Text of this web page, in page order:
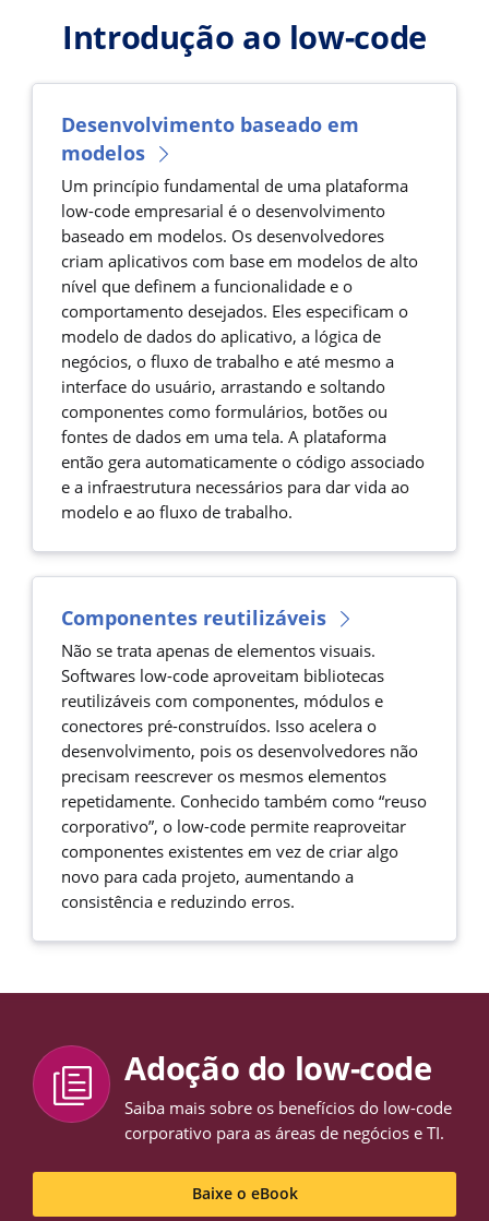
Introdução ao low-code
Desenvolvimento baseado em
modelos
Um princípio fundamental de uma plataforma
low-code empresarial é o desenvolvimento
baseado em modelos. Os desenvolvedores
criam aplicativos com base em modelos de alto
nível que definem a funcionalidade e o
comportamento desejados. Eles especificam o
modelo de dados do aplicativo, a lógica de
negócios, o fluxo de trabalho e até mesmo a
interface do usuário, arrastando e soltando
componentes como formulários, botões ou
fontes de dados em uma tela. A plataforma
então gera automaticamente o código associado
e a infraestrutura necessários para dar vida ao
modelo e ao fluxo de trabalho.
Componentes reutilizáveis
Não se trata apenas de elementos visuais.
Softwares low-code aproveitam bibliotecas
reutilizáveis com componentes, módulos e
conectores pré-construídos. Isso acelera o
desenvolvimento, pois os desenvolvedores não
precisam reescrever os mesmos elementos
repetidamente. Conhecido também como “reuso
corporativo”, o low-code permite reaproveitar
componentes existentes em vez de criar algo
novo para cada projeto, aumentando a
consistência e reduzindo erros.
Adoção do low-code
Saiba mais sobre os benefícios do low-code
corporativo para as áreas de negócios e TI.
Baixe o eBook